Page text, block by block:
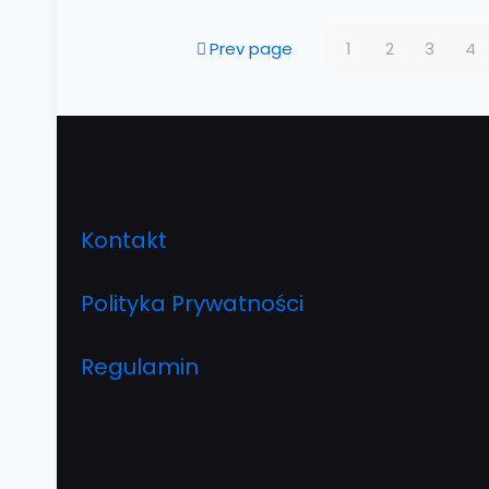
Prev page 1 2 3 4
Kontakt
Polityka Prywatności
Regulamin